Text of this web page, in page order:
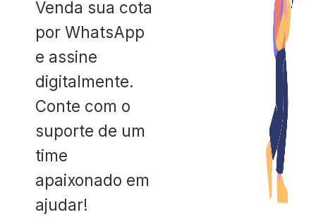
Venda sua cota
por WhatsApp
e assine
digitalmente.
Conte com o
suporte de um
time
apaixonado em
ajudar!